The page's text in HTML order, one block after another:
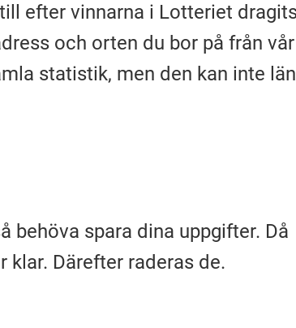
efter vinnarna i Lotteriet
och orten du bor på från vår
statistik, men den kan inte
behöva spara dina uppgifter. Då
Därefter raderas de.